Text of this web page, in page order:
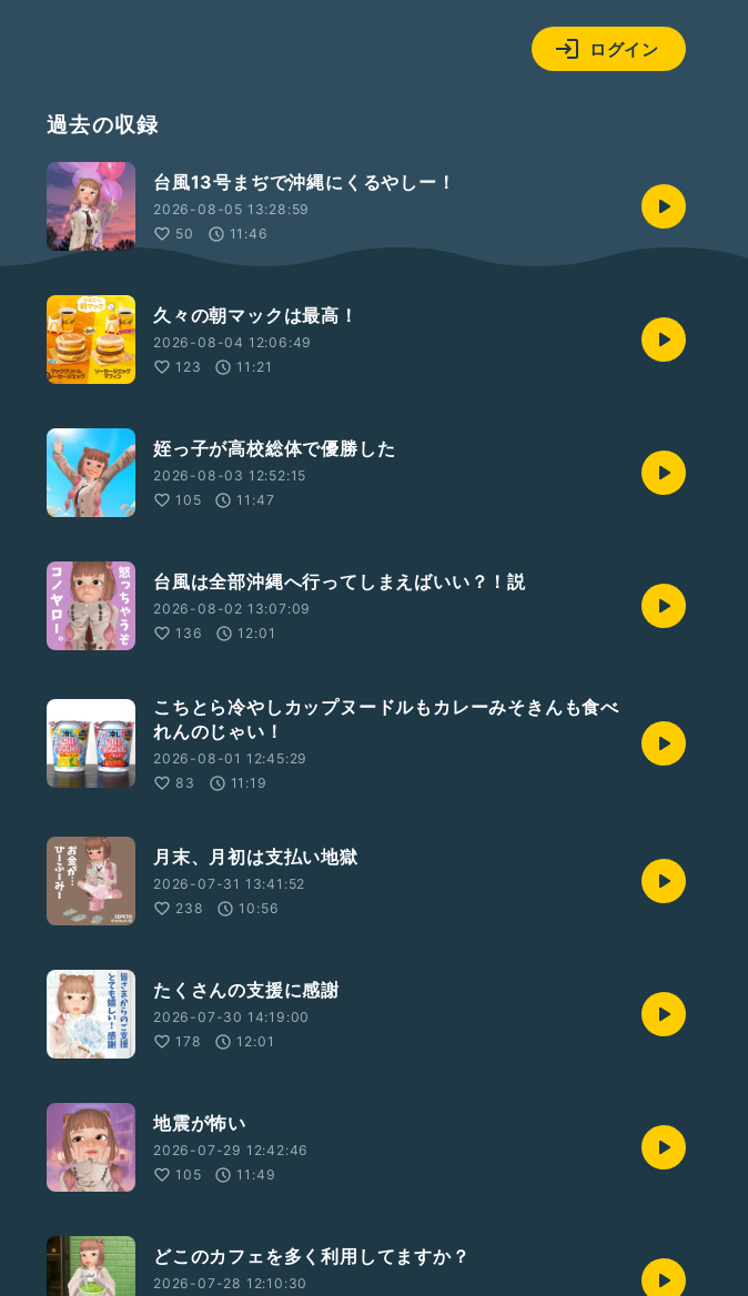
ログイン
過去の収録
台風13号まぢで沖縄にくるやしー！
2026-08-05 13:28:59
50
11:46
久々の朝マックは最高！
2026-08-04 12:06:49
123
11:21
姪っ子が高校総体で優勝した
2026-08-03 12:52:15
105
11:47
台風は全部沖縄へ行ってしまえばいい？！説
2026-08-02 13:07:09
136
12:01
こちとら冷やしカップヌードルもカレーみそきんも食べ
れんのじゃい！
2026-08-01 12:45:29
83
11:19
月末、月初は支払い地獄
2026-07-31 13:41:52
238
10:56
たくさんの支援に感謝
2026-07-30 14:19:00
178
12:01
地震が怖い
2026-07-29 12:42:46
105
11:49
どこのカフェを多く利用してますか？
2026-07-28 12:10:30